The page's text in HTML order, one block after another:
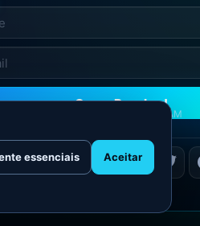
Quero Receber!
NÃO ENVIAMOS SPAM
essenciais Aceitar